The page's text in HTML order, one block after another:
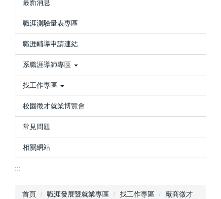
最新消息
職涯測驗量表專區
職涯輔導申請連結
系職涯導師專區
找工作專區
校園徵才就業博覽會
常見問題
相關網站
:::
首頁 職涯發展暨就業專區 找工作專區 廠商徵才